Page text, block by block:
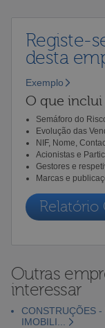
Registe-
desta
Exemplo
O que
Semáforo do
Evolução das
NIF, Nome,
Acionistas e
Gestores e
Marcas e
Relatório
Outras
interessar
CONSTRUÇÕES -
IMOBILI...